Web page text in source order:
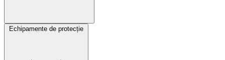
Echipamente de protecție